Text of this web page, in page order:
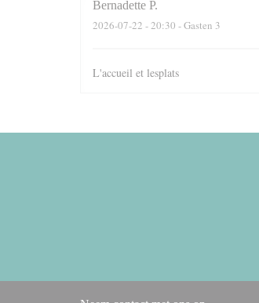
Bernadette P
2026-07-22 - 20:30 - Gasten 3
L'accueil et lesplats